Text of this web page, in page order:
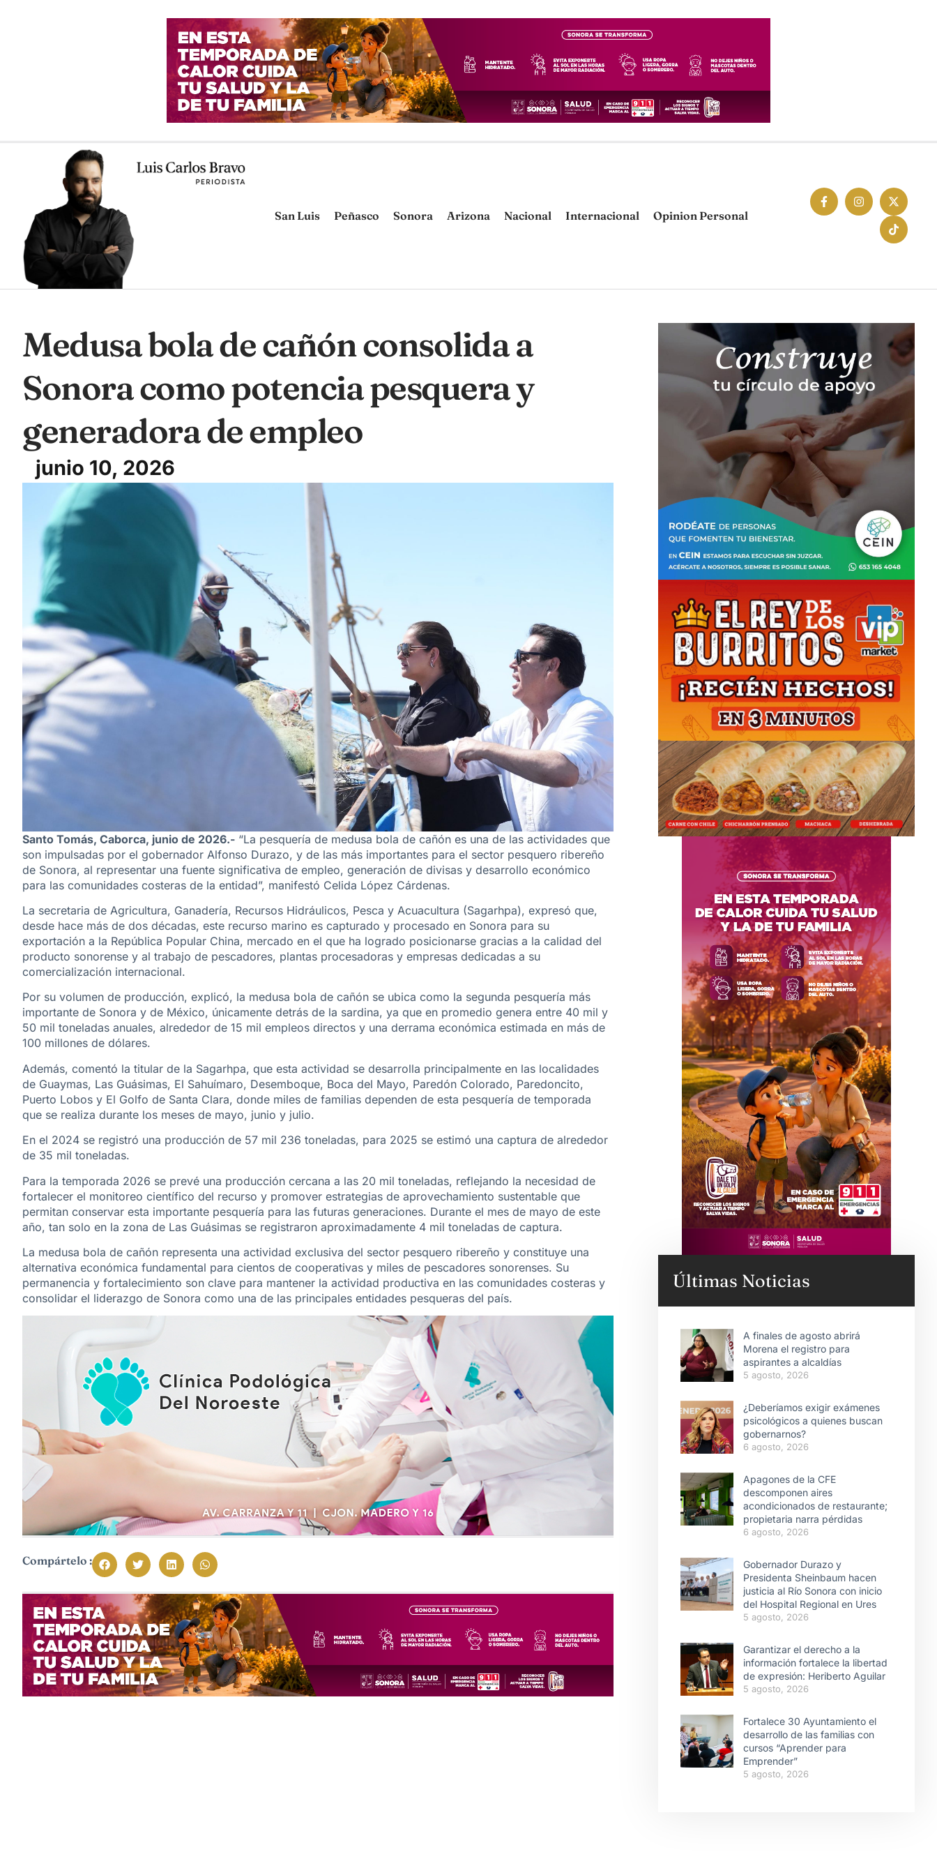
San Luis Peñasco Sonora Arizona Nacional Internacional Opinion Personal
Medusa bola de cañón consolida a
Sonora como potencia pesquera y
generadora de empleo
junio 10, 2026
Santo Tomás, Caborca, junio de 2026.- “La pesquería de medusa bola de cañón es una de las actividades que
son impulsadas por el gobernador Alfonso Durazo, y de las más importantes para el sector pesquero ribereño
de Sonora, al representar una fuente significativa de empleo, generación de divisas y desarrollo económico
para las comunidades costeras de la entidad”, manifestó Celida López Cárdenas.
La secretaria de Agricultura, Ganadería, Recursos Hidráulicos, Pesca y Acuacultura (Sagarhpa), expresó que,
desde hace más de dos décadas, este recurso marino es capturado y procesado en Sonora para su
exportación a la República Popular China, mercado en el que ha logrado posicionarse gracias a la calidad del
producto sonorense y al trabajo de pescadores, plantas procesadoras y empresas dedicadas a su
comercialización internacional.
Por su volumen de producción, explicó, la medusa bola de cañón se ubica como la segunda pesquería más
importante de Sonora y de México, únicamente detrás de la sardina, ya que en promedio genera entre 40 mil y
50 mil toneladas anuales, alrededor de 15 mil empleos directos y una derrama económica estimada en más de
100 millones de dólares.
Además, comentó la titular de la Sagarhpa, que esta actividad se desarrolla principalmente en las localidades
de Guaymas, Las Guásimas, El Sahuímaro, Desemboque, Boca del Mayo, Paredón Colorado, Paredoncito,
Puerto Lobos y El Golfo de Santa Clara, donde miles de familias dependen de esta pesquería de temporada
que se realiza durante los meses de mayo, junio y julio.
En el 2024 se registró una producción de 57 mil 236 toneladas, para 2025 se estimó una captura de alrededor
de 35 mil toneladas.
Para la temporada 2026 se prevé una producción cercana a las 20 mil toneladas, reflejando la necesidad de
fortalecer el monitoreo científico del recurso y promover estrategias de aprovechamiento sustentable que
permitan conservar esta importante pesquería para las futuras generaciones. Durante el mes de mayo de este
año, tan solo en la zona de Las Guásimas se registraron aproximadamente 4 mil toneladas de captura.
La medusa bola de cañón representa una actividad exclusiva del sector pesquero ribereño y constituye una
alternativa económica fundamental para cientos de cooperativas y miles de pescadores sonorenses. Su
permanencia y fortalecimiento son clave para mantener la actividad productiva en las comunidades costeras y
consolidar el liderazgo de Sonora como una de las principales entidades pesqueras del país.
Compártelo :
Últimas Noticias
A finales de agosto abrirá
Morena el registro para
aspirantes a alcaldías
5 agosto, 2026
¿Deberíamos exigir exámenes
psicológicos a quienes buscan
gobernarnos?
6 agosto, 2026
Apagones de la CFE
descomponen aires
acondicionados de restaurante;
propietaria narra pérdidas
6 agosto, 2026
Gobernador Durazo y
Presidenta Sheinbaum hacen
justicia al Río Sonora con inicio
del Hospital Regional en Ures
5 agosto, 2026
Garantizar el derecho a la
información fortalece la libertad
de expresión: Heriberto Aguilar
5 agosto, 2026
Fortalece 30 Ayuntamiento el
desarrollo de las familias con
cursos “Aprender para
Emprender”
5 agosto, 2026